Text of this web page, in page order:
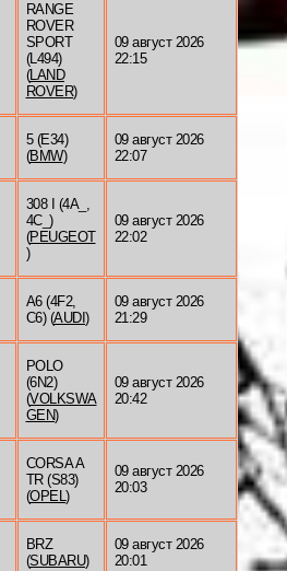
RANGE
ROVER
SPORT
(L494)
(LAND
ROVER)
09 август 2026
22:15
5 (E34)
(BMW)
09 август 2026
22:07
308 I (4A_,
4C_)
(PEUGEOT
)
09 август 2026
22:02
A6 (4F2,
C6) (AUDI )
09 август 2026
21:29
POLO
(6N2)
(VOLKSWA
GEN)
09 август 2026
20:42
CORSA A
TR (S83)
(OPEL)
09 август 2026
20:03
BRZ
(SUBARU)
09 август 2026
20:01